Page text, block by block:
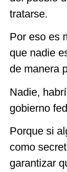
tratarse.
Por eso es
que nadie
de manera
Nadie,
gobierno
Porque si
como
garantizar